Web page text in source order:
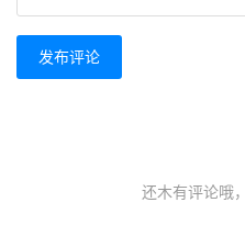
发布评论
还木有评论哦